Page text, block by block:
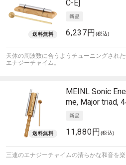
C-E]
6,237円 (税込)
天体の周波数に合うようチューニングされ
エナジーチャイム。
MEINL Sonic
me, Major triad,
11,880円 (税込)
三連のエナジーチャイムの清らかな和音を楽